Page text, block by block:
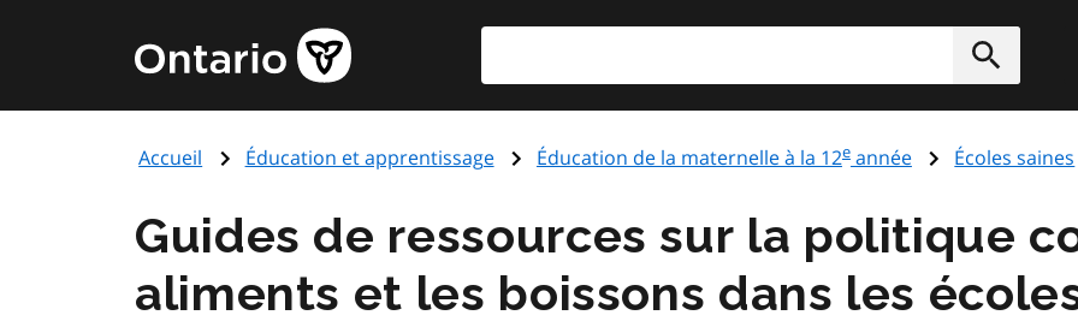
principal
Page
d'accueil
de
Accueil Éducation et apprentissage Éducation de la maternelle à la 12eannée Écoles saines
Guides de ressources sur la politique
aliments et les boissons dans les